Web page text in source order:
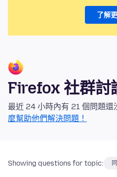
了解
Firefox 社群討
最近 24 小時內有 21 個問題還
麼幫助他們解決問題！
Showing questions for topic: